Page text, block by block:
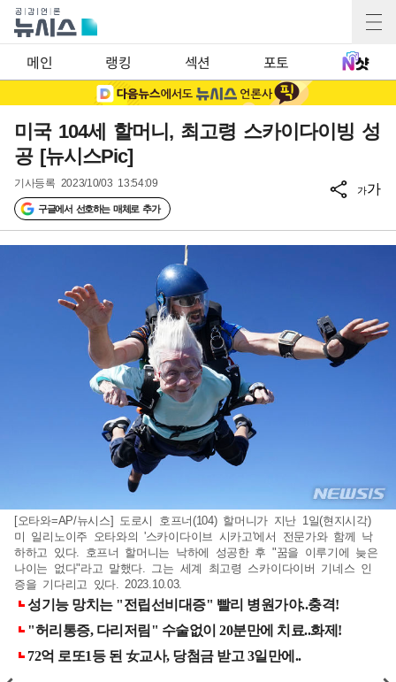
메인 랭킹 섹션 포토
미국 104세 할머니, 최고령 스카이다이빙 성
공 [뉴시스Pic]
기사등록 2023/10/03 13:54:09
구글에서 선호하는 매체로 추가
가가
[오타와=AP/뉴시스] 도로시 호프너(104) 할머니가 지난 1일(현지시각)
미 일리노이주 오타와의 '스카이다이브 시카고'에서 전문가와 함께 낙
하하고 있다. 호프너 할머니는 낙하에 성공한 후 "꿈을 이루기에 늦은
나이는 없다"라고 말했다. 그는 세계 최고령 스카이다이버 기네스 인
증을 기다리고 있다. 2023.10.03.